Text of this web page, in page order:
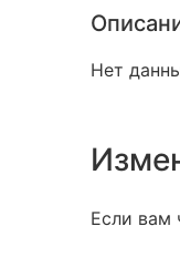
Нет
Если вам